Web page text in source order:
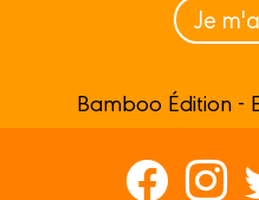
Je
Bamboo Édition -